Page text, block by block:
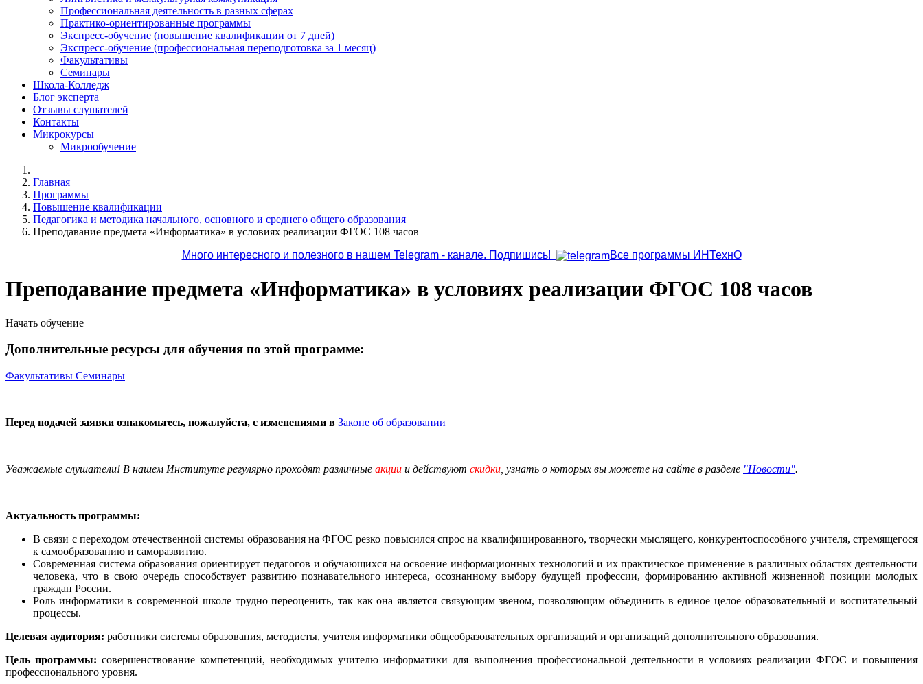
Профессиональная деятельность в разных сферах
Практико-ориентированные программы
Экспресс-обучение (повышение квалификации от 7 дней)
Экспресс-обучение (профессиональная переподготовка за 1 месяц)
Факультативы
Семинары
Школа-Колледж
Блог эксперта
Отзывы слушателей
Контакты
Микрокурсы
Микрообучение
Главная
Программы
Повышение квалификации
Педагогика и методика начального, основного и среднего общего образования
Преподавание предмета «Информатика» в условиях реализации ФГОС 108 часов
Много интересного и полезного в нашем Telegram - канале. Подпишись!
Все программы ИНТехнО
Преподавание предмета «Информатика» в условиях реализации ФГОС 108 часов
Начать обучение
Дополнительные ресурсы для обучения по этой программе:
Факультативы Семинары
Перед подачей заявки ознакомьтесь, пожалуйста, с изменениями в Законе об образовании
Уважаемые слушатели! В нашем Институте регулярно проходят различные акции и действуют скидки , узнать о которых вы можете на сайте в разделе "Новости".
Актуальность программы:
В связи с переходом отечественной системы образования на ФГОС резко повысился спрос на квалифицированного, творчески мыслящего, конкурентоспособного учителя, стремящегося
к самообразованию и саморазвитию.
Современная система образования ориентирует педагогов и обучающихся на освоение информационных технологий и их практическое применение в различных областях деятельности
человека, что в свою очередь способствует развитию познавательного интереса, осознанному выбору будущей профессии, формированию активной жизненной позиции молодых
граждан России.
Роль информатики в современной школе трудно переоценить, так как она является связующим звеном, позволяющим объединить в единое целое образовательный и воспитательный
процессы.
Целевая аудитория: работники системы образования, методисты, учителя информатики общеобразовательных организаций и организаций дополнительного образования.
Цель программы: совершенствование компетенций, необходимых учителю информатики для выполнения профессиональной деятельности в условиях реализации ФГОС и повышения
профессионального уровня.